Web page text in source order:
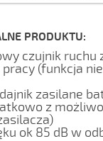
PRODUKTU:
czujnik ruchu
(funkcja
zasilane
z
ok 85 dB w